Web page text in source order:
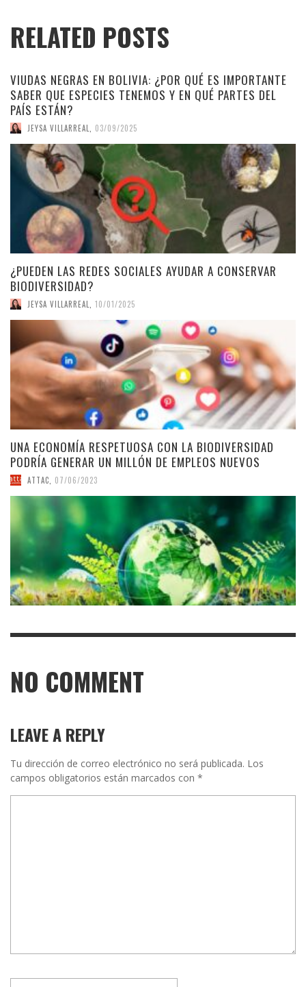
RELATED POSTS
VIUDAS NEGRAS EN BOLIVIA: ¿POR QUÉ ES IMPORTANTE
SABER QUE ESPECIES TENEMOS Y EN QUÉ PARTES DEL
PAÍS ESTÁN?
JEYSA VILLARREAL 03/09/2025
¿PUEDEN LAS REDES SOCIALES AYUDAR A CONSERVAR
BIODIVERSIDAD?
JEYSA VILLARREAL 10/01/2025
UNA ECONOMÍA RESPETUOSA CON LA BIODIVERSIDAD
PODRÍA GENERAR UN MILLÓN DE EMPLEOS NUEVOS
ATTAC 07/06/2023
NO COMMENT
LEAVE A REPLY
Tu dirección de correo electrónico no será publicada. Los
campos obligatorios están marcados con *